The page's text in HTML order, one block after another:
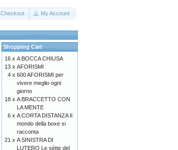
Checkout My Account
Shopping Cart
16 x A BOCCA CHIUSA
13 x AFORISMI
4 x 600 AFORISMI per
vivere meglio ogni
giorno
18 x A BRACCETTO CON
LA MENTE
6 x A CORTA DISTANZA Il
mondo della boxe si
racconta
21 x A SINISTRA DI
LUTERO Le sètte del